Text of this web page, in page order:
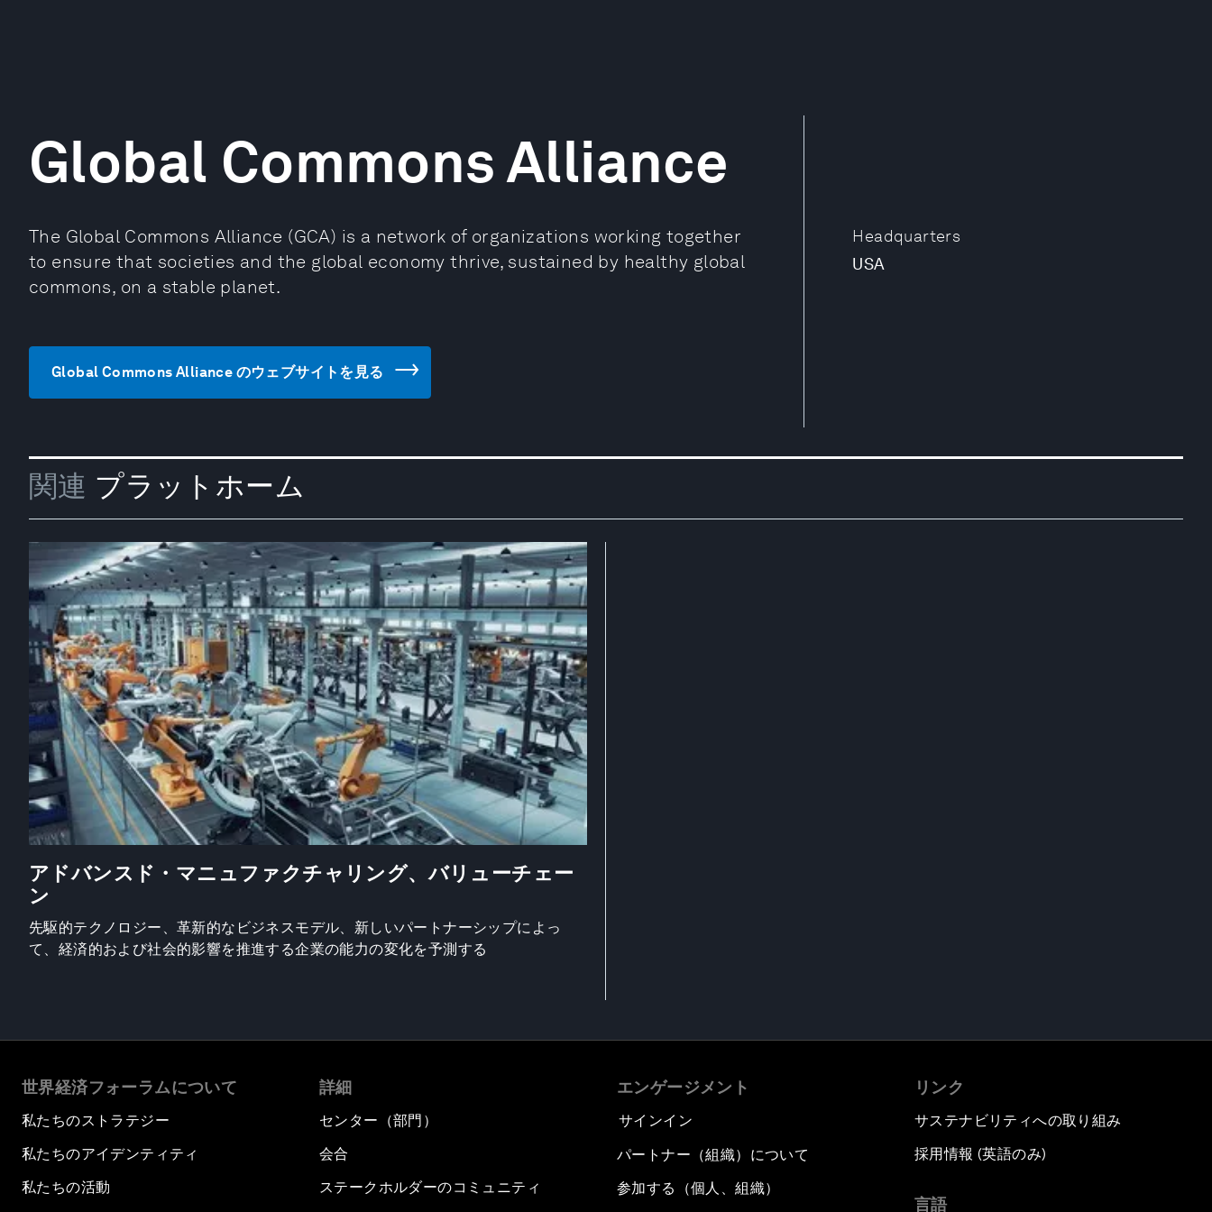
Headquarters
USA
Global Commons Alliance
The Global Commons Alliance (GCA) is a network of organizations working together
to ensure that societies and the global economy thrive, sustained by healthy global
commons, on a stable planet.
Global Commons Alliance のウェブサイトを見る
関連 プラットホーム
アドバンスド・マニュファクチャリング、バリューチェー
ン
先駆的テクノロジー、革新的なビジネスモデル、新しいパートナーシップによっ
て、経済的および社会的影響を推進する企業の能力の変化を予測する
世界経済フォーラムについて
私たちのストラテジー
私たちのアイデンティティ
私たちの活動
詳細
センター（部門）
会合
ステークホルダーのコミュニティ
エンゲージメント
サインイン
パートナー（組織）について
参加する（個人、組織）
リンク
サステナビリティへの取り組み
採用情報 (英語のみ)
言語